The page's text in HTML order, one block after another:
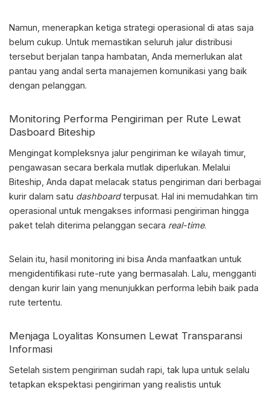
Namun, menerapkan ketiga strategi operasional di atas saja
belum cukup. Untuk memastikan seluruh jalur distribusi
tersebut berjalan tanpa hambatan, Anda memerlukan alat
pantau yang andal serta manajemen komunikasi yang baik
dengan pelanggan.
Monitoring Performa Pengiriman per Rute Lewat
Dasboard Biteship
Mengingat kompleksnya jalur pengiriman ke wilayah timur,
pengawasan secara berkala mutlak diperlukan. Melalui
Biteship, Anda dapat melacak status pengiriman dari berbagai
kurir dalam satu dashboardterpusat. Hal ini memudahkan tim
operasional untuk mengakses informasi pengiriman hingga
paket telah diterima pelanggan secara real-time.
Selain itu, hasil monitoring ini bisa Anda manfaatkan untuk
mengidentifikasi rute-rute yang bermasalah. Lalu, mengganti
dengan kurir lain yang menunjukkan performa lebih baik pada
rute tertentu.
Menjaga Loyalitas Konsumen Lewat Transparansi
Informasi
Setelah sistem pengiriman sudah rapi, tak lupa untuk selalu
tetapkan ekspektasi pengiriman yang realistis untuk